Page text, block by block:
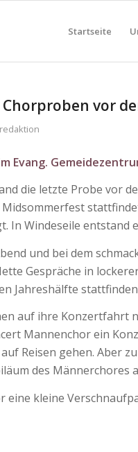
Startseite
vor
redaktion
Evang.
die letzte Probe vor
In Windeseile entstand
und bei dem
Gespräche in
Jahreshälfte
auf ihre Konzertfahrt
Mannenchor ein
Reisen gehen. Aber
des Männerchores
kleine